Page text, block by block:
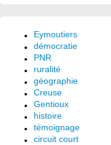
Eymoutiers
démocratie
PNR
ruralité
géographie
Creuse
Gentioux
histoire
témoignage
circuit court